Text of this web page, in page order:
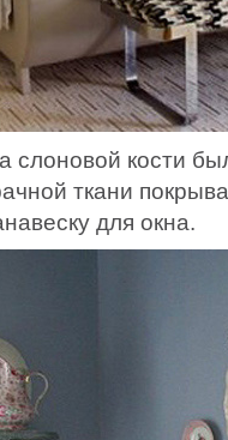
слоновой кости
ткани
для окна.